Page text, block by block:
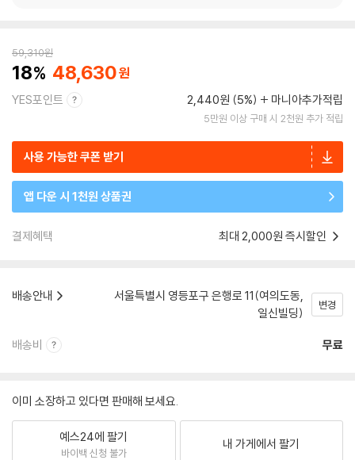
59,310원
18 48,630
YES포인트 2,440원 (5%) 마니아추가적립
5만원 이상 구매 시 2천원 추가 적립
사용 가능한 쿠폰 받기
앱 다운 시 1천원 상품권
결제혜택 최대 2,000원 즉시할인
배송안내
서울특별시 영등포구 은행로 11(여의도동,
일신빌딩)
변경
배송비 무료
이미 소장하고 있다면 판매해 보세요.
예스24에 팔기
바이백 신청 불가
내 가게에서 팔기